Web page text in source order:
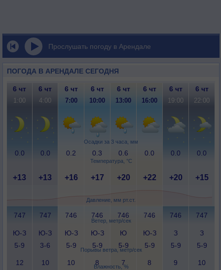
Прослушать погоду в Арендале
ПОГОДА В АРЕНДАЛЕ СЕГОДНЯ
Осадки за 3 часа, мм
Температура, °C
Давление, мм рт.ст.
Ветер, метр/сек
Порывы ветра, метр/сек
Влажность, %
6 чт 6 чт 6 чт 6 чт 6 чт 6 чт 6 чт 6 чт
1:00 4:00 7:00 10:00 13:00 16:00 19:00 22:00
0.0 0.0 0.2 0.3 0.6 0.0 0.0 0.0
+13 +13 +16 +17 +20 +22 +20 +15
747 747 746 746 746 746 746 747
Ю-З
5-9
Ю-З
3-6
Ю-З
5-9
Ю-З
5-9
Ю
5-9
Ю-З
5-9
З
5-9
З
5-9
12 10 10 8 7 8 9 10